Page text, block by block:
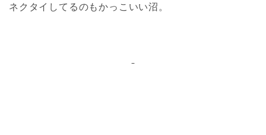
ネクタイしてるのもかっこいい沼。